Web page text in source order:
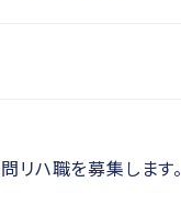
ハ職を募集します。